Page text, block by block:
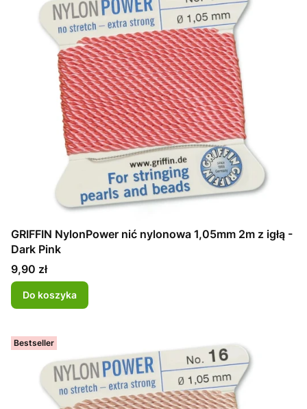
GRIFFIN NylonPower nić nylonowa 1,05mm 2m z igłą -
Dark Pink
Cena
9,90 zł
Do koszyka
Bestseller